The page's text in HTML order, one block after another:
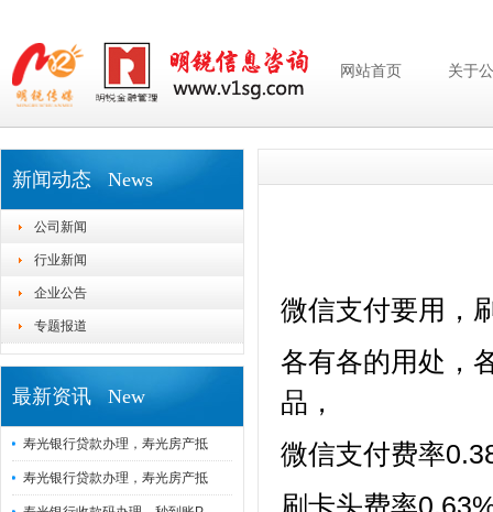
网站首页 关于
新闻动态 News
公司新闻
行业新闻
企业公告
专题报道
最新资讯 New
寿光银行贷款办理，寿光房产抵
寿光银行贷款办理，寿光房产抵
微信支付要用，
各有各的用处，
品，
微信支付费率
刷卡头费率